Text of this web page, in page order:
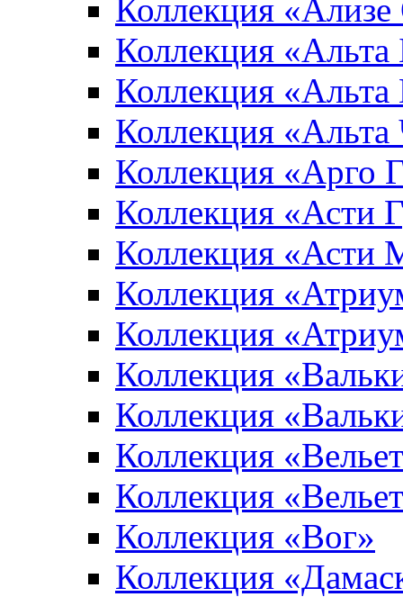
Коллекция
Коллекция «Альта
Коллекция
Коллекция «Альта
Коллекция «Арго
Коллекция «Асти
Коллекция «Асти
Коллекция
Коллекция
Коллекция
Коллекция
Коллекция
Коллекция
Коллекция «Вог»
Коллекция